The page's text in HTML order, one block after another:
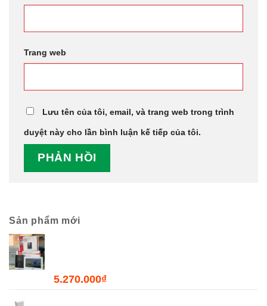
Trang web
Lưu tên của tôi, email, và trang web trong trình
duyệt này cho lần bình luận kế tiếp của tôi.
Sản phẩm mới
5.270.000₫